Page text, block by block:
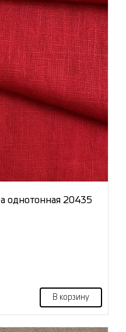
однотонная 20435
В корзину